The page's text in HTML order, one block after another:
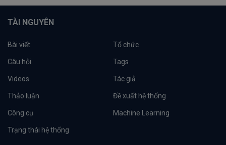
TÀI NGUYÊN
Bài viết Tổ chức
Câu hỏi Tags
Videos Tác giả
Thảo luận Đề xuất hệ thống
Công cụ Machine Learning
Trạng thái hệ thống